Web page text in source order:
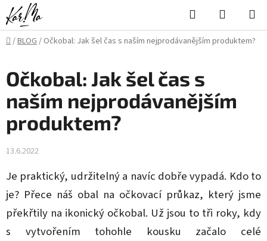
Přejít
na
obsah
Hledat
KOŠÍK
Domů
/BLOG/ Očkobal: Jak šel čas s naším nejprodávanějším produktem?
Očkobal: Jak šel čas s
naším nejprodávanějším
produktem?
13.6.2022
Je praktický, udržitelný a navíc dobře vypadá. Kdo to
je? Přece náš obal na očkovací průkaz, který jsme
překřtily na ikonický očkobal. Už jsou to tři roky, kdy
s vytvořením tohohle kousku začalo celé